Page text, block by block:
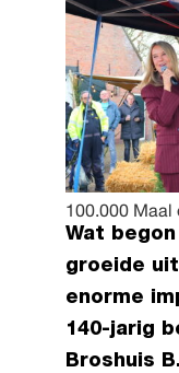
100.000 Maal
Wat
groeide
enorme
140-jarig
Broshuis